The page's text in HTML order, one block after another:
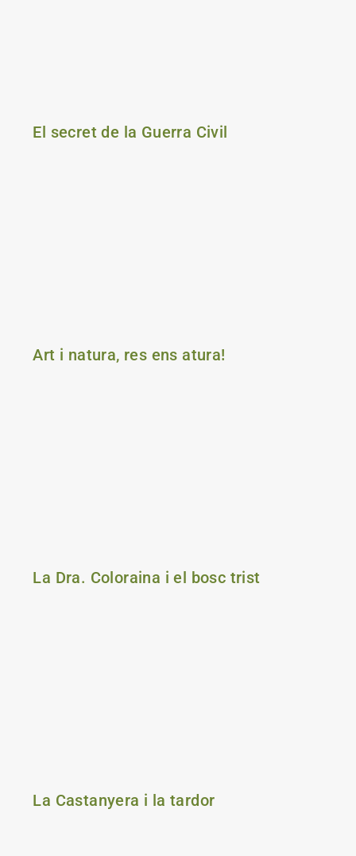
El secret de la Guerra Civil
Art i natura, res ens atura!
La Dra. Coloraina i el bosc trist
La Castanyera i la tardor